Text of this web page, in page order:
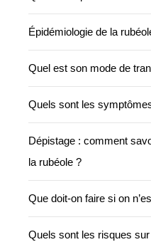
Épidémiologie de la
Quel est son mode de
Quels sont les
Dépistage : comment
la rubéole ?
Que doit-on faire si on
Quels sont les risques